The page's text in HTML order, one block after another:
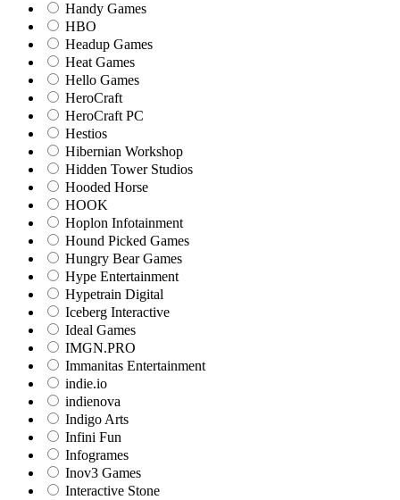
Handy Games
HBO
Headup Games
Heat Games
Hello Games
HeroCraft
HeroCraft PC
Hestios
Hibernian Workshop
Hidden Tower Studios
Hooded Horse
HOOK
Hoplon Infotainment
Hound Picked Games
Hungry Bear Games
Hype Entertainment
Hypetrain Digital
Iceberg Interactive
Ideal Games
IMGN.PRO
Immanitas Entertainment
indie.io
indienova
Indigo Arts
Infini Fun
Infogrames
Inov3 Games
Interactive Stone